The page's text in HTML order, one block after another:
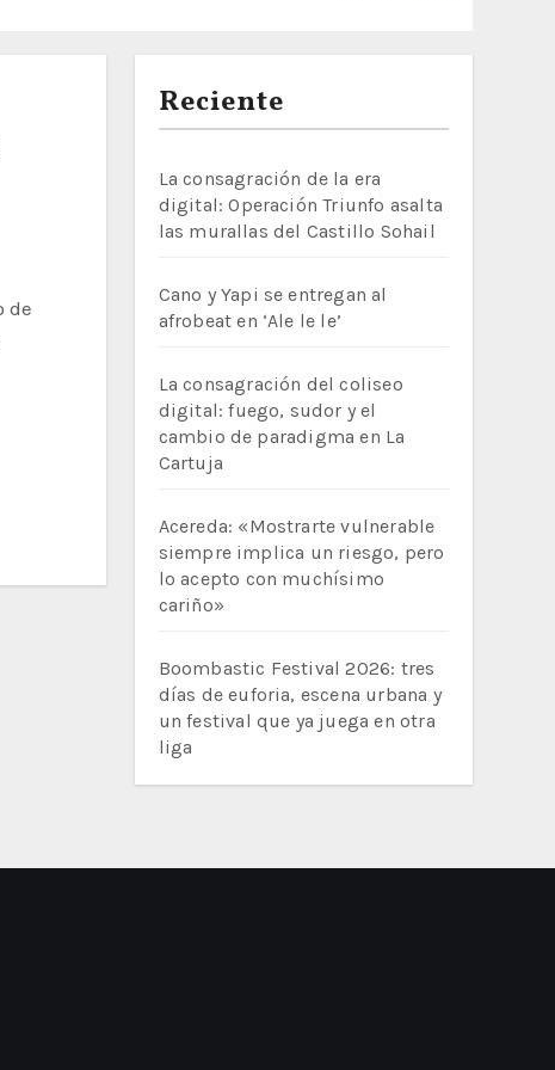
Reciente
La consagración de la era
digital: Operación Triunfo asalta
las murallas del Castillo Sohail
Cano y Yapi se entregan al
afrobeat en ‘Ale le le’
La consagración del coliseo
digital: fuego, sudor y el
cambio de paradigma en La
Cartuja
Acereda: «Mostrarte vulnerable
siempre implica un riesgo, pero
lo acepto con muchísimo
cariño»
Boombastic Festival 2026: tres
días de euforia, escena urbana y
un festival que ya juega en otra
liga